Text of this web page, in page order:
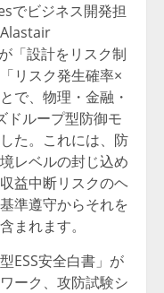
でビジネス開発担
「設計をリスク制
リスク発生確率×
で、物理・金融・
ドループ型防御モ
た。これには、防
レベルの封じ込め
益中断リスクのヘ
準遵守からそれを
まれます。
ESS安全白書」が
ーク、攻防試験シ